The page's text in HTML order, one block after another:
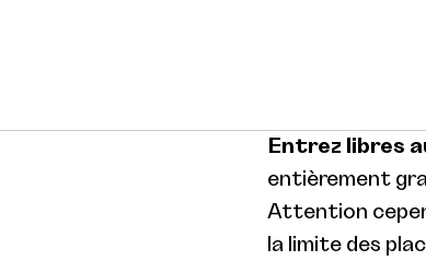
Entrez libres
entièrement
Attention
la limite des